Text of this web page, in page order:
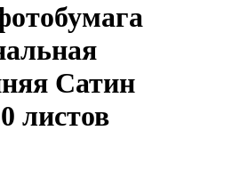
Сатин
листов